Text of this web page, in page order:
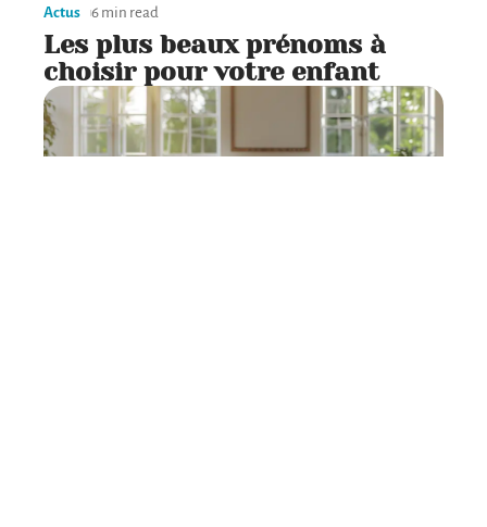
Actus 6 min read
Les plus beaux prénoms à
choisir pour votre enfant